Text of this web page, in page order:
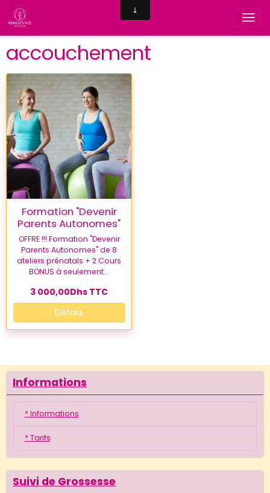
accouchement
Formation "Devenir
Parents Autonomes"
OFFRE !!! Formation "Devenir
Parents Autonomes" de 8
ateliers prénatals + 2 Cours
BONUS à seulement...
3 000,00Dhs TTC
Détails
Informations
* Informations
* Tarifs
Suivi de Grossesse